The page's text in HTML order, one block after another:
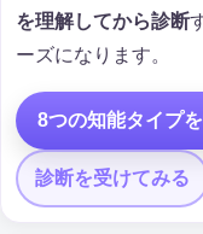
を理解してから診断
ーズになります。
8つの知能タイプ
診断を受けてみる